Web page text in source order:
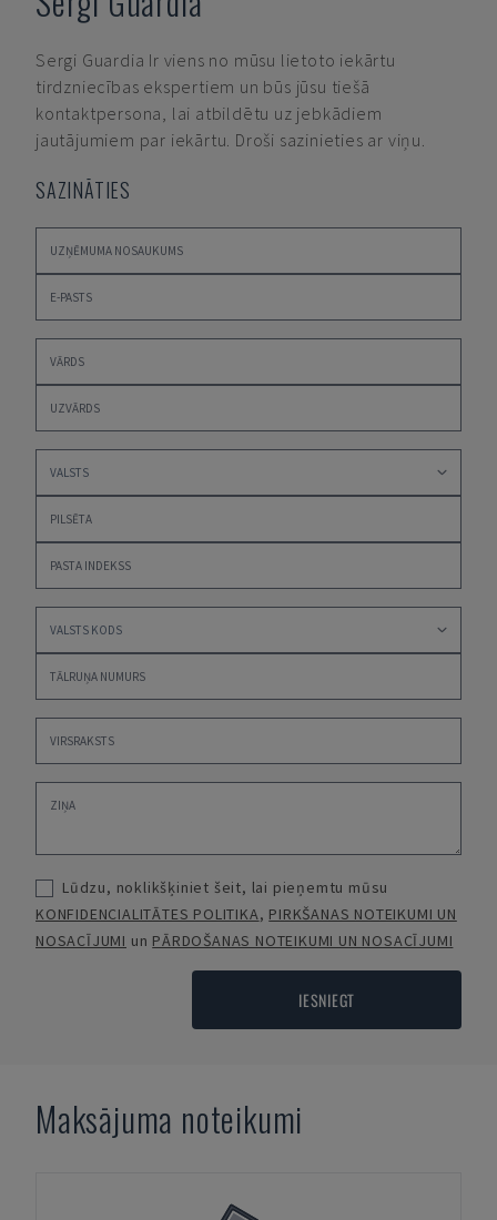
Sergi Guardia Ir viens no mūsu lietoto iekārtu
tirdzniecības ekspertiem un būs jūsu tiešā
kontaktpersona, lai atbildētu uz jebkādiem
jautājumiem par iekārtu. Droši sazinieties ar viņu.
SAZINĀTIES
Lūdzu, noklikšķiniet šeit, lai pieņemtu mūsu
KONFIDENCIALITĀTES POLITIKA, PIRKŠANAS NOTEIKUMI UN
NOSACĪJUMI un PĀRDOŠANAS NOTEIKUMI UN NOSACĪJUMI
IESNIEGT
Maksājuma noteikumi